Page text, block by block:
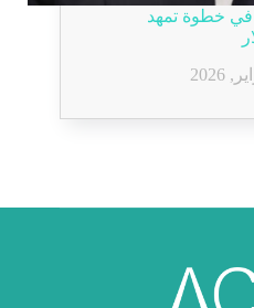
ماسك يدمج xAI مع SpaceX في خطوة تمهد